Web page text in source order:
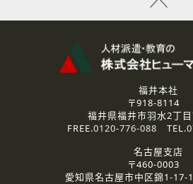
資料送付、受講相談に関するご連絡
その他、お問い合わせの内容に回答
なお、ご連絡手段は、電話・Ｅメール
2.個人情報の第三者提供
ご提供いただいた個人情報は、法令等の
3.個人情報の取り扱いの委託
弊社の定める個人情報保護の評価基準
福井本社
〒918-8114
福井県福井市羽水2丁
FREE.0120-776-088 TEL.
名古屋支店
〒460-0003
愛知県名古屋市中区錦1-17-